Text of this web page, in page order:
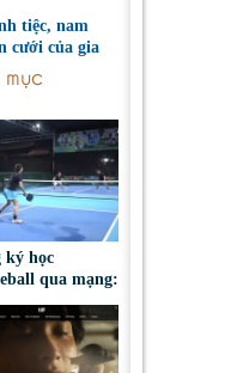
tiệc, nam
cưới của gia
ký học
qua mạng:
cơ bị chiếm
tài sản